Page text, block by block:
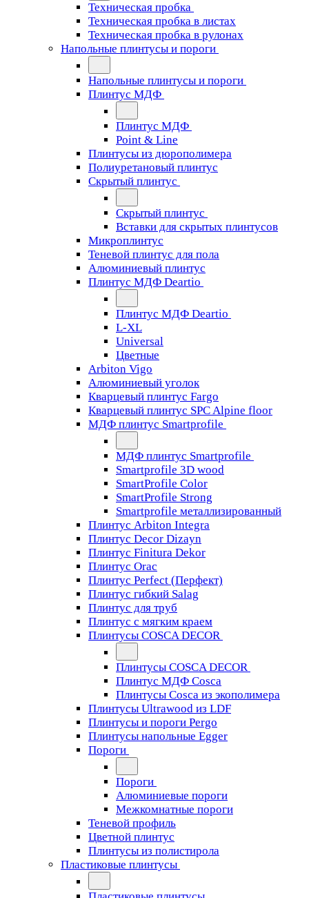
Техническая пробка
Техническая пробка в листах
Техническая пробка в рулонах
Напольные плинтусы и пороги
Напольные плинтусы и пороги
Плинтус МДФ
Плинтус МДФ
Point & Line
Плинтусы из дюрополимера
Полиуретановый плинтус
Скрытый плинтус
Скрытый плинтус
Вставки для скрытых плинтусов
Микроплинтус
Теневой плинтус для пола
Алюминиевый плинтус
Плинтус МДФ Deartio
Плинтус МДФ Deartio
L-XL
Universal
Цветные
Arbiton Vigo
Алюминиевый уголок
Кварцевый плинтус Fargo
Кварцевый плинтус SPC Alpine floor
МДФ плинтус Smartprofile
МДФ плинтус Smartprofile
Smartprofile 3D wood
SmartProfile Color
SmartProfile Strong
Smartprofile металлизированный
Плинтус Arbiton Integra
Плинтус Decor Dizayn
Плинтус Finitura Dekor
Плинтус Orac
Плинтус Perfect (Перфект)
Плинтус гибкий Salag
Плинтус для труб
Плинтус с мягким краем
Плинтусы COSCA DECOR
Плинтусы COSCA DECOR
Плинтус МДФ Cosca
Плинтусы Cosca из экополимера
Плинтусы Ultrawood из LDF
Плинтусы и пороги Pergo
Плинтусы напольные Egger
Пороги
Пороги
Алюминиевые пороги
Межкомнатные пороги
Теневой профиль
Цветной плинтус
Плинтусы из полистирола
Пластиковые плинтусы